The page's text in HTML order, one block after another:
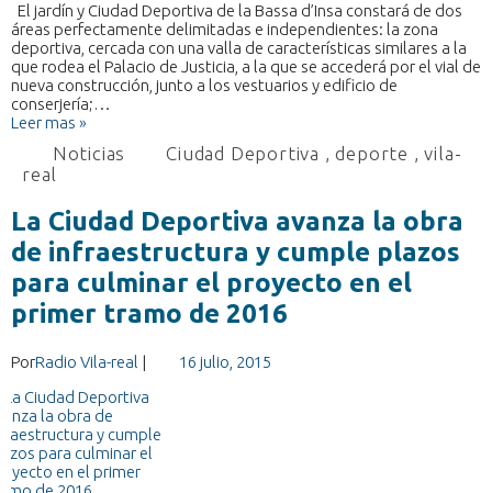
El jardín y Ciudad Deportiva de la Bassa d’Insa constará de dos
áreas perfectamente delimitadas e independientes: la zona
deportiva, cercada con una valla de características similares a la
que rodea el Palacio de Justicia, a la que se accederá por el vial de
nueva construcción, junto a los vestuarios y edificio de
conserjería;…
Leer mas »
Noticias Ciudad Deportiva ,deporte ,vila-
real
La Ciudad Deportiva avanza la obra
de infraestructura y cumple plazos
para culminar el proyecto en el
primer tramo de 2016
PorRadio Vila-real | 16 julio, 2015